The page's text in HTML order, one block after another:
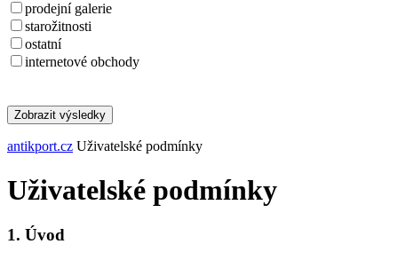
prodejní galerie
starožitnosti
ostatní
internetové obchody
Zobrazit výsledky
antikport.cz Uživatelské podmínky
Uživatelské podmínky
1. Úvod